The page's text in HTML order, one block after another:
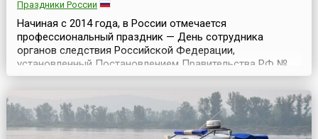
Праздники России
Начиная с 2014 года, в России отмечается
профессиональный праздник — День сотрудника
органов следствия Российской Федерации,
установленный Постановлением Правительства РФ №
741 от 27 августа 2013 года. Данным документом
установлена и дата его празднования — ежегодно 25
июля.День сотрудника органов следствия — это
профессиональный праздник всех сотрудников
следственных подразделений соответству...